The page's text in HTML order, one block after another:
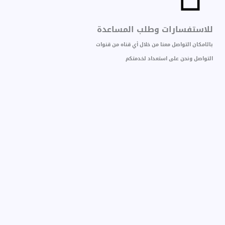
للاستفسارات وطلب المساعدة
بالامكان التواصل معنا من خلال أي قناه من قنوات
التواصل ونحن على استعداد لخدمتكم